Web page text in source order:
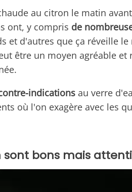
au citron le matin
ont, y compris de
et d'autres que ça réveille
être un moyen agréable
indications au verre
où l'on exagère avec les
sont bons mais